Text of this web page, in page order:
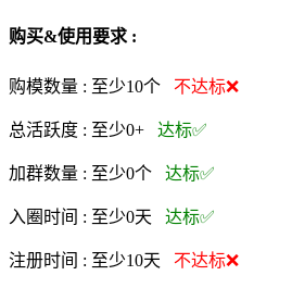
购买&使用要求 :
购模数量 : 至少10个 不达标❌
总活跃度 : 至少0+ 达标✅
加群数量 : 至少0个 达标✅
入圈时间 : 至少0天 达标✅
注册时间 : 至少10天 不达标❌